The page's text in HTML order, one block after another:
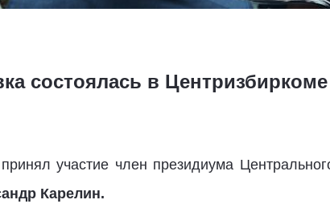
состоялась в Центризбиркоме
участие член президиума
Карелин.